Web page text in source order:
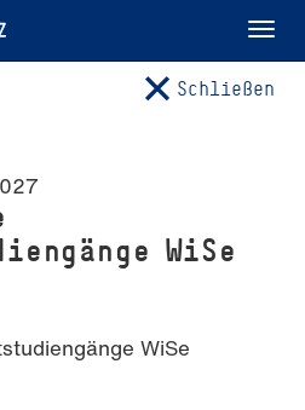
Schließen
WiSe
WiSe